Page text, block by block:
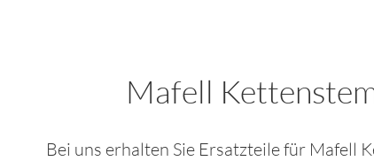
Mafell
Bei uns erhalten Sie Ersatzteile für Mafell